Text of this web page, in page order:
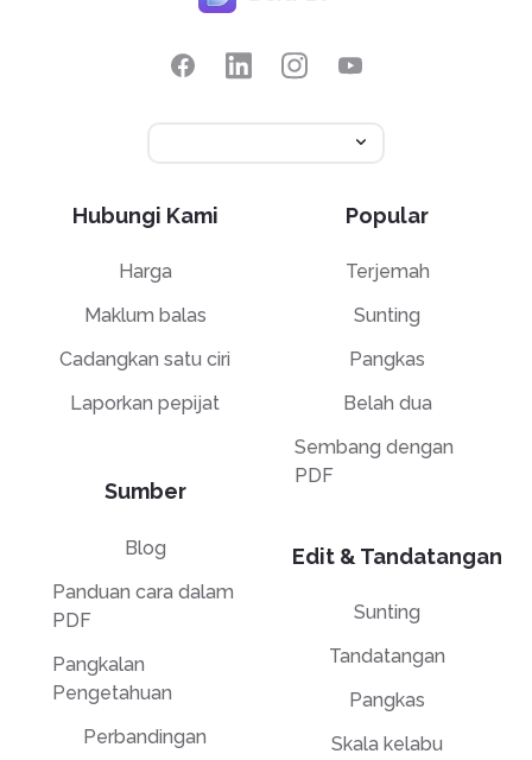
Hubungi Kami
Harga
Maklum balas
Cadangkan satu ciri
Laporkan pepijat
Sumber
Blog
Panduan cara dalam
PDF
Pangkalan
Pengetahuan
Perbandingan
Popular
Terjemah
Sunting
Pangkas
Belah dua
Sembang dengan
PDF
Edit & Tandatangan
Sunting
Tandatangan
Pangkas
Skala kelabu